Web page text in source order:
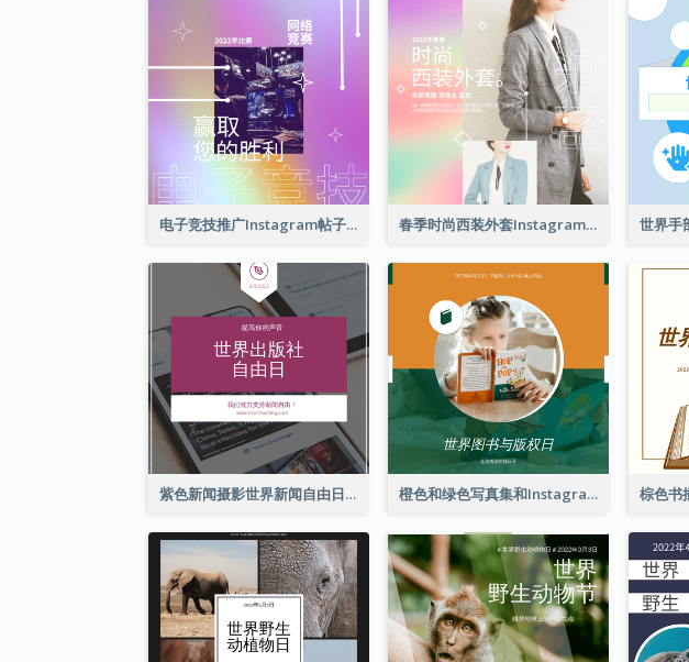
电子竞技推广Instagram帖子 春季时尚西装外套Instagram帖子
紫色新闻摄影世界新闻自由日Instagram帖子 橙色和绿色写真集和Instagram版权日